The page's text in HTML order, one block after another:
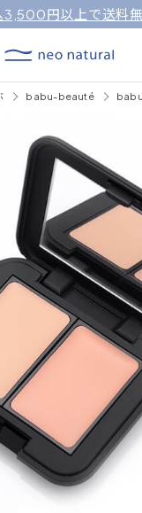
3,500円以上で送料無
babu-beauté